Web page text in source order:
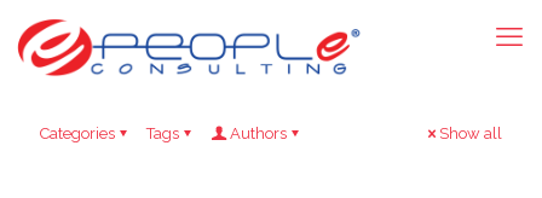
Categories Tags Authors Show all